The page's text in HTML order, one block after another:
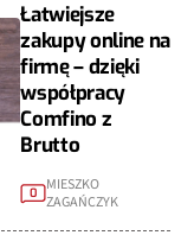
Łatwiejsze
zakupy online na
firmę – dzięki
współpracy
Comfino z
Brutto
0 MIESZKO
ZAGAŃCZYK